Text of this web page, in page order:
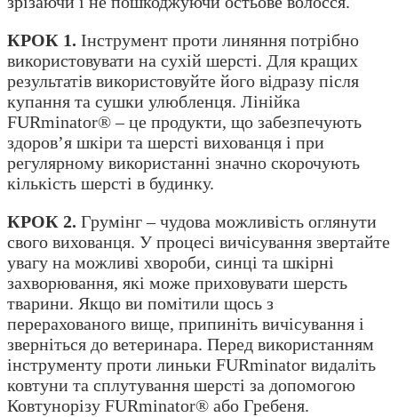
КРОК 1. Інструмент проти линяння потрібно
використовувати на сухій шерсті. Для кращих
результатів використовуйте його відразу після
купання та сушки улюбленця. Лінійка
FURminator® – це продукти, що забезпечують
здоров’я шкіри та шерсті вихованця і при
регулярному використанні значно скорочують
кількість шерсті в будинку.
КРОК 2. Грумінг – чудова можливість оглянути
свого вихованця. У процесі вичісування звертайте
увагу на можливі хвороби, синці та шкірні
захворювання, які може приховувати шерсть
тварини. Якщо ви помітили щось з
перерахованого вище, припиніть вичісування і
зверніться до ветеринара. Перед використанням
інструменту проти линьки FURminator видаліть
ковтуни та сплутування шерсті за допомогою
Ковтунорізу FURminator® або Гребеня.